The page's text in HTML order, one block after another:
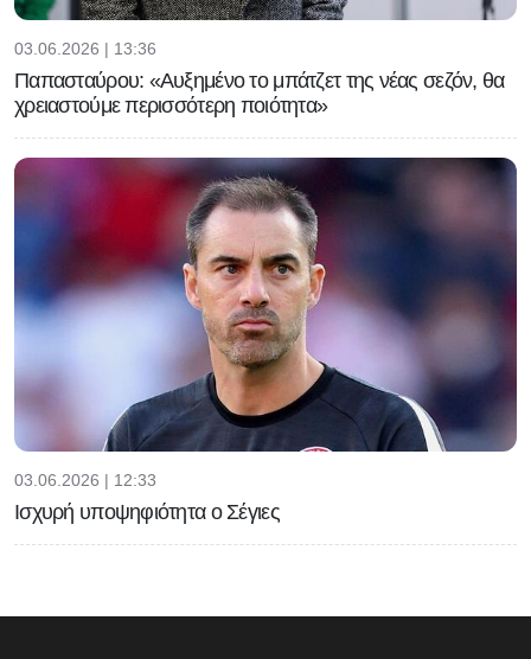
03.06.2026 | 13:36
Παπασταύρου: «Αυξημένο το μπάτζετ της νέας σεζόν, θα
χρειαστούμε περισσότερη ποιότητα»
03.06.2026 | 12:33
Ισχυρή υποψηφιότητα ο Σέγιες